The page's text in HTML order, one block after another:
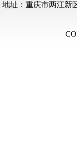
地址：重庆市两江新